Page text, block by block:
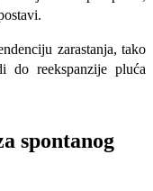
zarastanja, tako
do reekspanzije pluća
spontanog